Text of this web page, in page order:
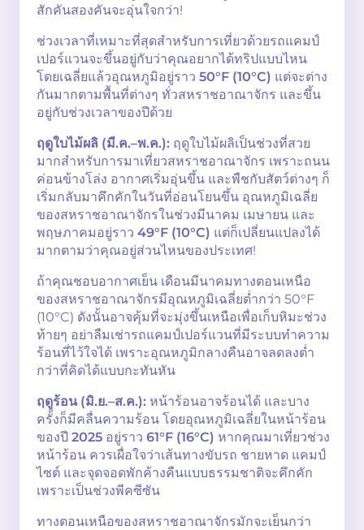
สักคันสองคันจะอุ่นใจกว่า!
ช่วงเวลาที่เหมาะที่สุดสำหรับการเที่ยวด้วยรถแคมป์
เปอร์แวนจะขึ้นอยู่กับว่าคุณอยากได้ทริปแบบไหน
โดยเฉลี่ยแล้วอุณหภูมิอยู่ราว 50°F (10°C) แต่จะต่าง
กันมากตามพื้นที่ต่างๆ ทั่วสหราชอาณาจักร และขึ้น
อยู่กับช่วงเวลาของปีด้วย
ฤดูใบไม้ผลิ (มี.ค.–พ.ค.): ฤดูใบไม้ผลิเป็นช่วงที่สวย
มากสำหรับการมาเที่ยวสหราชอาณาจักร เพราะถนน
ค่อนข้างโล่ง อากาศเริ่มอุ่นขึ้น และพืชกับสัตว์ต่างๆ ก็
เริ่มกลับมาคึกคักในวันที่อ่อนโยนขึ้น อุณหภูมิเฉลี่ย
ของสหราชอาณาจักรในช่วงมีนาคม เมษายน และ
พฤษภาคมอยู่ราว 49°F (10°C) แต่ก็เปลี่ยนแปลงได้
มากตามว่าคุณอยู่ส่วนไหนของประเทศ!
ถ้าคุณชอบอากาศเย็น เดือนมีนาคมทางตอนเหนือ
ของสหราชอาณาจักรมีอุณหภูมิเฉลี่ยต่ำกว่า 50°F
(10°C) ดังนั้นอาจคุ้มที่จะมุ่งขึ้นเหนือเพื่อเก็บหิมะช่วง
ท้ายๆ อย่าลืมเช่ารถแคมป์เปอร์แวนที่มีระบบทำความ
ร้อนที่ไว้ใจได้ เพราะอุณหภูมิกลางคืนอาจลดลงต่ำ
กว่าที่คิดได้แบบกะทันหัน
ฤดูร้อน (มิ.ย.–ส.ค.): หน้าร้อนอาจร้อนได้ และบาง
ครั้งก็มีคลื่นความร้อน โดยอุณหภูมิเฉลี่ยในหน้าร้อน
ของปี 2025 อยู่ราว 61°F (16°C) หากคุณมาเที่ยวช่วง
หน้าร้อน ควรเผื่อใจว่าเส้นทางขับรถ ชายหาด แคมป์
ไซต์ และจุดจอดพักค้างคืนแบบธรรมชาติจะคึกคัก
เพราะเป็นช่วงพีคซีซัน
ทางตอนเหนือของสหราชอาณาจักรมักจะเย็นกว่า